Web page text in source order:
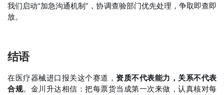
我们启动“加急沟通机制”，协调查验部门优先处理，争取即查即
放。
结语
在医疗器械进口报关这个赛道， 资质不代表能力，关系不代表
合规。金川升达相信：把每票货当成第一次来做，认真核对每